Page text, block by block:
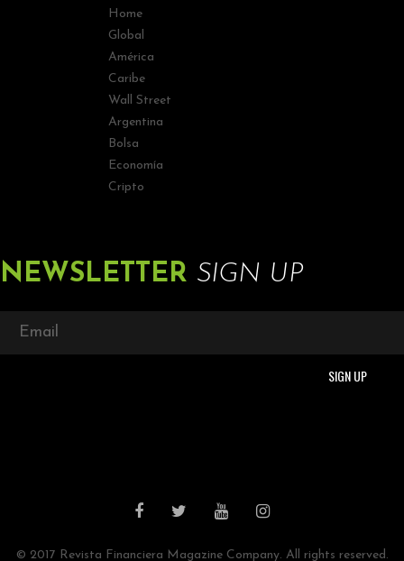
Home
Global
América
Caribe
Wall Street
Argentina
Bolsa
Economía
Cripto
NEWSLETTER SIGN UP
© 2017 Revista Financiera Magazine Company. All rights reserved.